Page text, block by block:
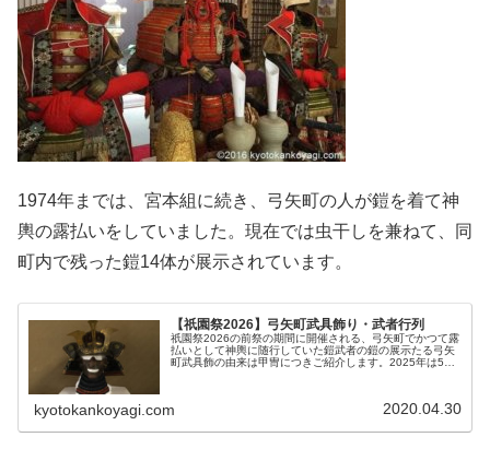
1974年までは、宮本組に続き、弓矢町の人が鎧を着て神
輿の露払いをしていました。現在では虫干しを兼ねて、同
町内で残った鎧14体が展示されています。
【祇園祭2026】弓矢町武具飾り・武者行列
祇園祭2026の前祭の期間に開催される、弓矢町でかつて露
払いとして神輿に随行していた鎧武者の鎧の展示たる弓矢
町武具飾の由来は甲冑につきご紹介します。2025年は50
kyotokankoyagi.com 2020.04.30